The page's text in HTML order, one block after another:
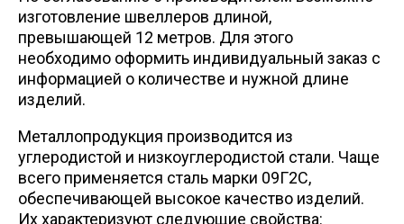
изготовление швеллеров длиной,
превышающей 12 метров. Для этого
необходимо оформить индивидуальный заказ с
информацией о количестве и нужной длине
изделий.
Металлопродукция производится из
углеродистой и низкоуглеродистой стали. Чаще
всего применяется сталь марки 09Г2С,
обеспечивающей высокое качество изделий.
Их характеризуют следующие свойства: